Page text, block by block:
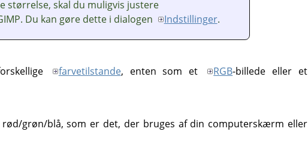
størrelse, skal du muligvis justere
. Du kan gøre dette i dialogen Indstillinger.
farvetilstande, enten som et RGB-billede eller et
grøn/blå, som er det, der bruges af din computerskærm eller